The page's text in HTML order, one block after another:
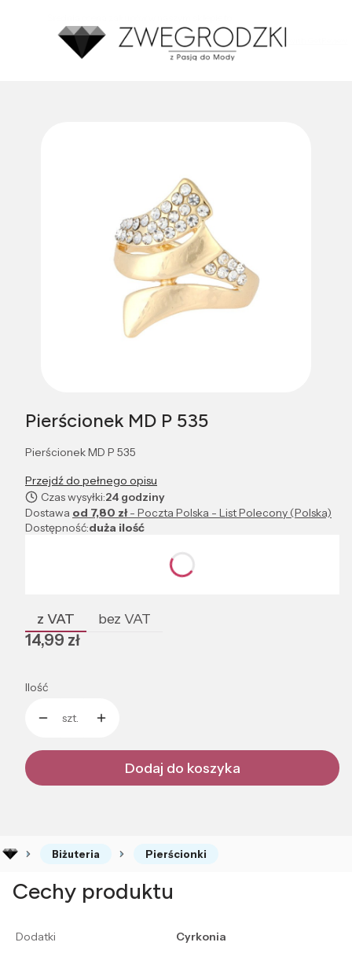
Pierścionek MD P 535
Pierścionek MD P 535
Przejdź do pełnego opisu
Czas wysyłki:24 godziny
Dostawa od 7,80 zł- Poczta Polska - List Polecony (Polska)
Dostępność:duża ilość
Poszczególne warianty mogą różnić się ceną
z VAT bez VAT
Cena
14,99 zł
Ilość
szt.
Dodaj do koszyka
Biżuteria Pierścionki
Cechy produktu
Dodatki
Cyrkonia
Made with GetReview